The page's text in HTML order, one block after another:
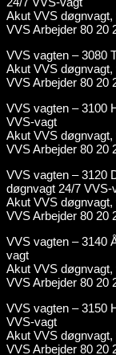
Akut VVS døgnvagt,
VVS Arbejder 80 20
VVS vagten – 3080
Akut VVS døgnvagt,
VVS Arbejder 80 20
VVS vagten – 3100
VVS-vagt
Akut VVS døgnvagt,
VVS Arbejder 80 20
VVS vagten – 3120
døgnvagt 24/7 VVS-
Akut VVS døgnvagt,
VVS Arbejder 80 20
VVS vagten – 3140
vagt
Akut VVS døgnvagt,
VVS Arbejder 80 20
VVS vagten – 3150
VVS-vagt
Akut VVS døgnvagt,
VVS Arbejder 80 20